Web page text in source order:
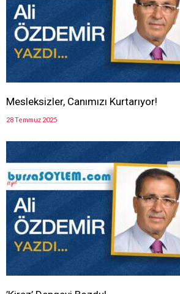
Mesleksizler, Canımızı Kurtarıyor!
28 Temmuz 2025